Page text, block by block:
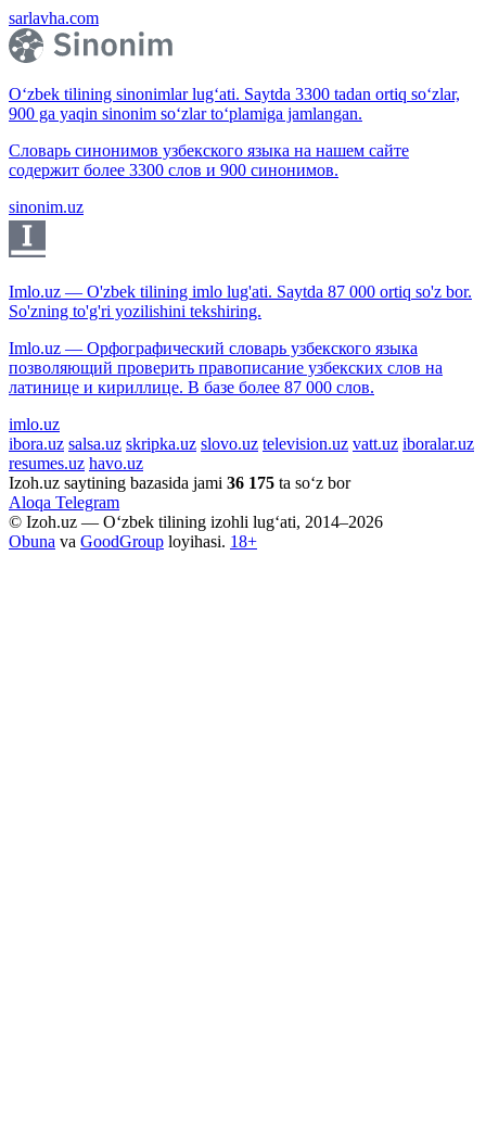
sarlavha.com
O‘zbek tilining sinonimlar lug‘ati. Saytda 3300 tadan ortiq so‘zlar,
900 ga yaqin sinonim so‘zlar to‘plamiga jamlangan.
Словарь синонимов узбекского языка на нашем сайте
содержит более 3300 слов и 900 синонимов.
sinonim.uz
Imlo.uz — O'zbek tilining imlo lug'ati. Saytda 87 000 ortiq so'z bor.
So'zning to'g'ri yozilishini tekshiring.
Imlo.uz — Орфографический словарь узбекского языка
позволяющий проверить правописание узбекских слов на
латинице и кириллице. В базе более 87 000 слов.
imlo.uz
ibora.uz salsa.uz skripka.uz slovo.uz television.uz vatt.uz iboralar.uz
resumes.uz havo.uz
Izoh.uz saytining bazasida jami 36 175 ta so‘z bor
Aloqa Telegram
© Izoh.uz — O‘zbek tilining izohli lug‘ati, 2014–2026
Obuna va GoodGroup loyihasi. 18+